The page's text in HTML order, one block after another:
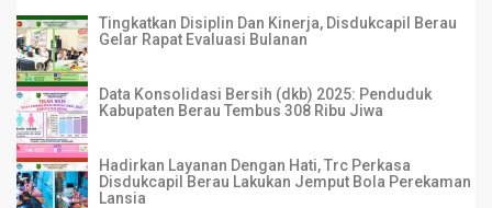
Tingkatkan Disiplin Dan Kinerja, Disdukcapil Berau
Gelar Rapat Evaluasi Bulanan
Data Konsolidasi Bersih (dkb) 2025: Penduduk
Kabupaten Berau Tembus 308 Ribu Jiwa
Hadirkan Layanan Dengan Hati, Trc Perkasa
Disdukcapil Berau Lakukan Jemput Bola Perekaman
Lansia